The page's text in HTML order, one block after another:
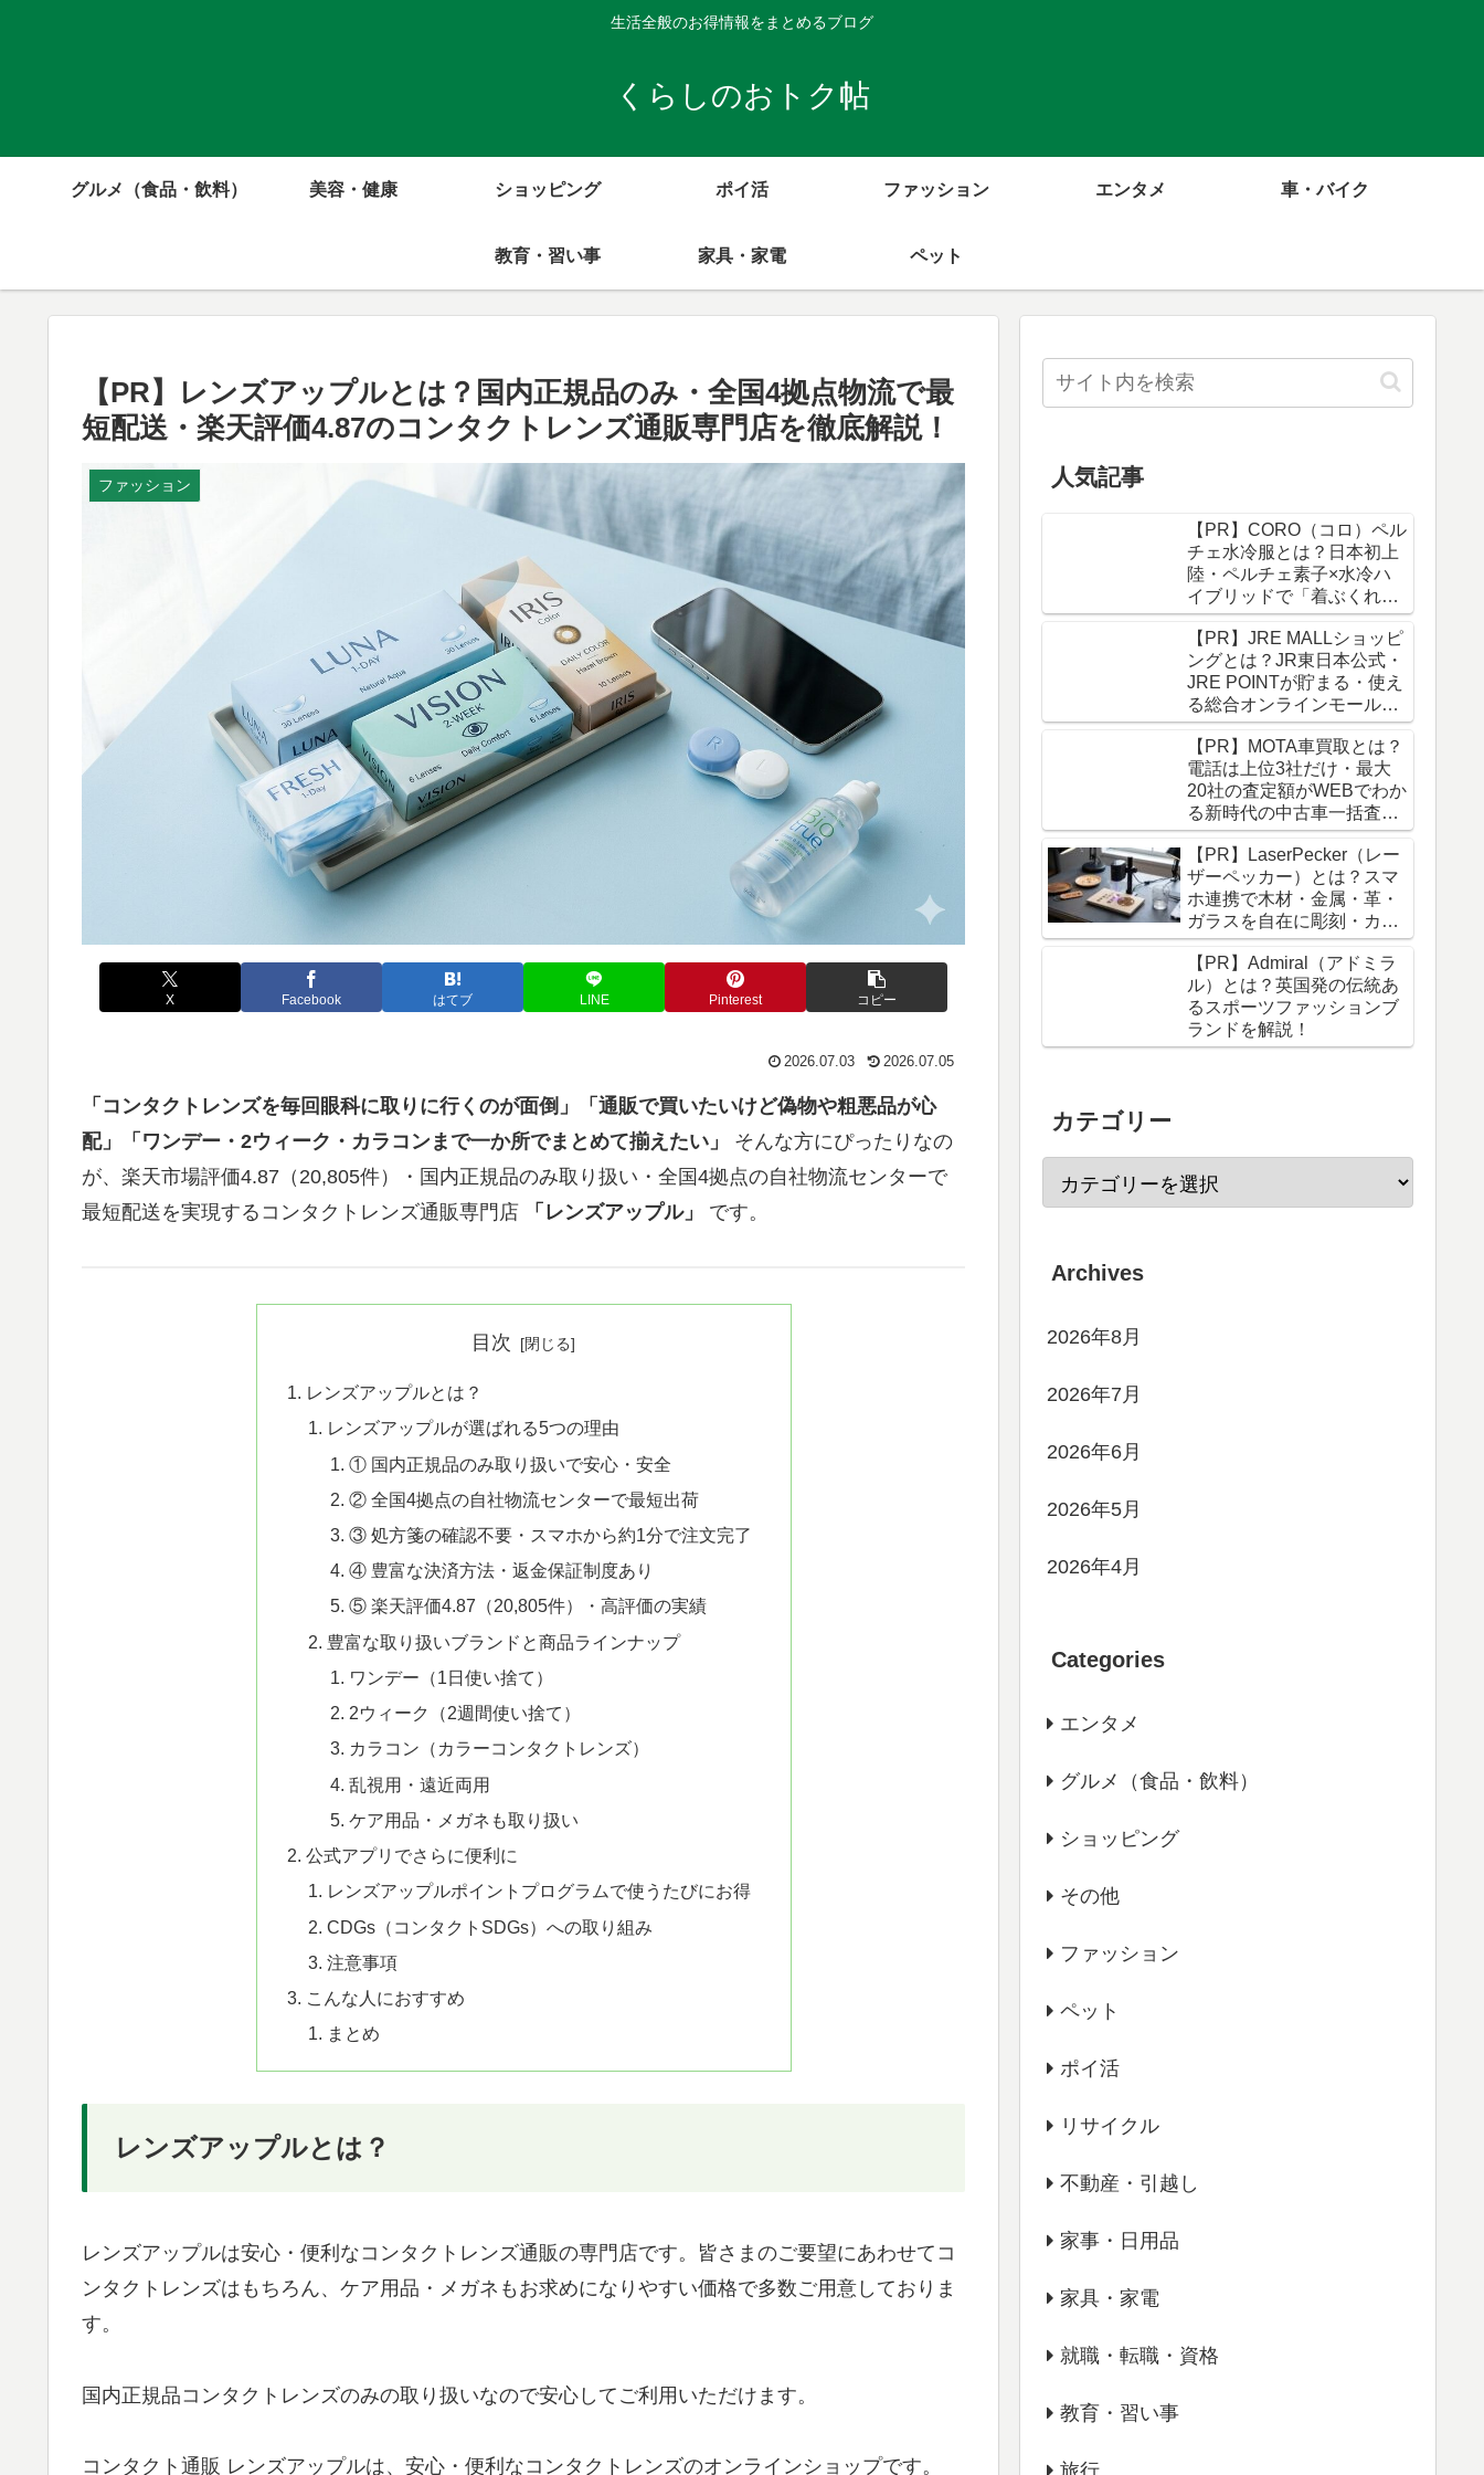
生活全般のお得情報をまとめるブログ
くらしのおトク帖
グルメ（食品・飲料） 美容・健康 ショッピング ポイ活 ファッション エンタメ 車・バイク
教育・習い事 家具・家電 ペット
【PR】レンズアップルとは？国内正規品のみ・全国4拠点物流で最
短配送・楽天評価4.87のコンタクトレンズ通販専門店を徹底解説！
ファッション
X Facebook はてブ LINE Pinterest コピー
2026.07.03 2026.07.05
「コンタクトレンズを毎回眼科に取りに行くのが面倒」「通販で買いたいけど偽物や粗悪品が心
配」「ワンデー・2ウィーク・カラコンまで一か所でまとめて揃えたい」
そんな方にぴったりなの
が、楽天市場評価4.87（20,805件）・国内正規品のみ取り扱い・全国4拠点の自社物流センターで
最短配送を実現するコンタクトレンズ通販専門店
「レンズアップル」 です。
目次
レンズアップルとは？
レンズアップルが選ばれる5つの理由
① 国内正規品のみ取り扱いで安心・安全
② 全国4拠点の自社物流センターで最短出荷
③ 処方箋の確認不要・スマホから約1分で注文完了
④ 豊富な決済方法・返金保証制度あり
⑤ 楽天評価4.87（20,805件）・高評価の実績
豊富な取り扱いブランドと商品ラインナップ
ワンデー（1日使い捨て）
2ウィーク（2週間使い捨て）
カラコン（カラーコンタクトレンズ）
乱視用・遠近両用
ケア用品・メガネも取り扱い
公式アプリでさらに便利に
レンズアップルポイントプログラムで使うたびにお得
CDGs（コンタクトSDGs）への取り組み
注意事項
こんな人におすすめ
まとめ
レンズアップルとは？
レンズアップルは安心・便利なコンタクトレンズ通販の専門店です。皆さまのご要望にあわせてコ
ンタクトレンズはもちろん、ケア用品・メガネもお求めになりやすい価格で多数ご用意しておりま
す。
国内正規品コンタクトレンズのみの取り扱いなので安心してご利用いただけます。
コンタクト通販 レンズアップルは、安心・便利なコンタクトレンズのオンラインショップです。
人気記事
【PR】CORO（コロ）ペル
チェ水冷服とは？日本初上
陸・ペルチェ素子×水冷ハ
イブリッドで「着ぶくれゼ
ロ・外気温に左右されない
冷感」を実現した次世代冷
却服を徹底解説！
【PR】JRE MALLショッピ
ングとは？JR東日本公式・
JRE POINTが貯まる・使え
る総合オンラインモールを
徹底解説！
【PR】MOTA車買取とは？
電話は上位3社だけ・最大
20社の査定額がWEBでわか
る新時代の中古車一括査定
を徹底解説！
【PR】LaserPecker（レー
ザーペッカー）とは？スマ
ホ連携で木材・金属・革・
ガラスを自在に彫刻・カッ
トできるポータブルレーザ
ー機を徹底解説！
【PR】Admiral（アドミラ
ル）とは？英国発の伝統あ
るスポーツファッションブ
ランドを解説！
カテゴリー
Archives
2026年8月
2026年7月
2026年6月
2026年5月
2026年4月
Categories
エンタメ
グルメ（食品・飲料）
ショッピング
その他
ファッション
ペット
ポイ活
リサイクル
不動産・引越し
家事・日用品
家具・家電
就職・転職・資格
教育・習い事